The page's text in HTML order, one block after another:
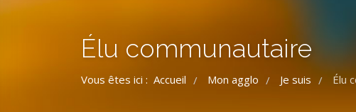
Élu communautaire
Vous êtes ici : Accueil / Mon agglo / Je suis / Élu